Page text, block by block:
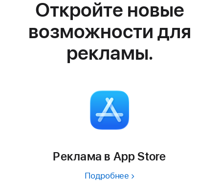
Откройте новые
возможно­сти для
рекламы.
Реклама в App Store
Подробнее